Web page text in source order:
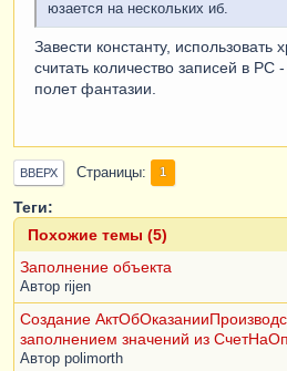
юзается на нескольких иб.
Завести константу, использовать
считать количество записей в РС
полет фантазии.
ВВЕРХ Страницы 1
Теги:
Похожие темы (5)
Заполнение объекта
Автор rijen
Создание
заполнением значений из
Автор polimorth